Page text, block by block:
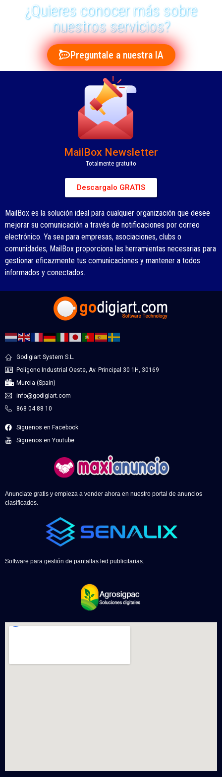
¿Quieres conocer más sobre
nuestros servicios?
Preguntale a nuestra IA
MailBox Newsletter
Totalmente gratuito
Descargalo GRATIS
MailBox es la solución ideal para cualquier organización que desee
mejorar su comunicación a través de notificaciones por correo
electrónico. Ya sea para empresas, asociaciones, clubs o
comunidades, MailBox proporciona las herramientas necesarias para
gestionar eficazmente tus comunicaciones y mantener a todos
informados y conectados.
Godigiart System S.L.
Polígono Industrial Oeste, Av. Principal 30 1H, 30169
Murcia (Spain)
info@godigiart.com
868 04 88 10
Siguenos en Facebook
Siguenos en Youtube
Anunciate gratis y empieza a vender ahora en nuestro portal de anuncios
clasificados.
Software para gestión de pantallas led publicitarias.